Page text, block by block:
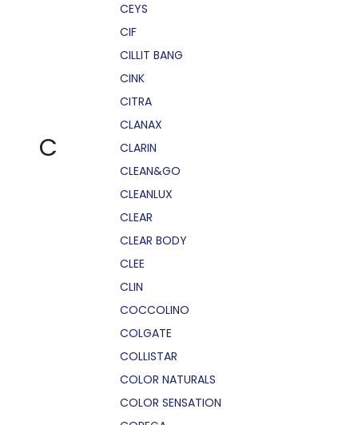
C
CEYS
CIF
CILLIT BANG
CINK
CITRA
CLANAX
CLARIN
CLEAN&GO
CLEANLUX
CLEAR
CLEAR BODY
CLEE
CLIN
COCCOLINO
COLGATE
COLLISTAR
COLOR NATURALS
COLOR SENSATION